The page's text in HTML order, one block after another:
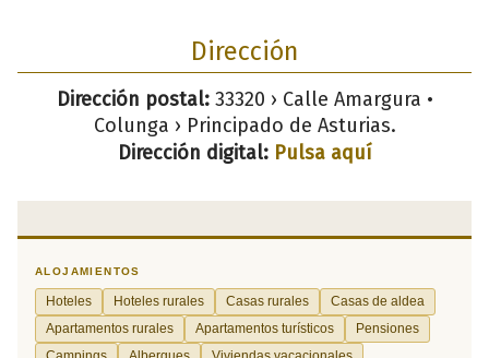
Dirección
Dirección postal:33320 › Calle Amargura •
Colunga › Principado de Asturias.
Dirección digital: Pulsa aquí